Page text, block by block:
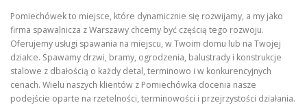
Pomiechówek to miejsce, które dynamicznie się rozwijamy, a my jako
firma spawalnicza z Warszawy chcemy być częścią tego rozwoju.
Oferujemy usługi spawania na miejscu, w Twoim domu lub na Twojej
działce. Spawamy drzwi, bramy, ogrodzenia, balustrady i konstrukcje
stalowe z dbałością o każdy detal, terminowo i w konkurencyjnych
cenach. Wielu naszych klientów z Pomiechówka docenia nasze
podejście oparte na rzetelności, terminowości i przejrzystości działania.